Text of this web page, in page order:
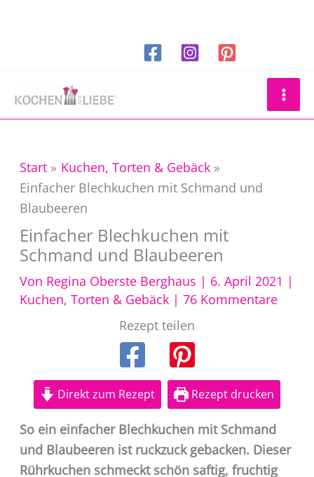
Start
Kuchen, Torten & Gebäck
Einfacher Blechkuchen mit Schmand und
Blaubeeren
Einfacher Blechkuchen mit
Schmand und Blaubeeren
Von Regina Oberste Berghaus | 6. April 2021 |
Kuchen, Torten & Gebäck| 76 Kommentare
Rezept teilen
Direkt zum Rezept Rezept drucken
So ein einfacher Blechkuchen mit Schmand
und Blaubeeren ist ruckzuck gebacken. Dieser
Rührkuchen schmeckt schön saftig, fruchtig